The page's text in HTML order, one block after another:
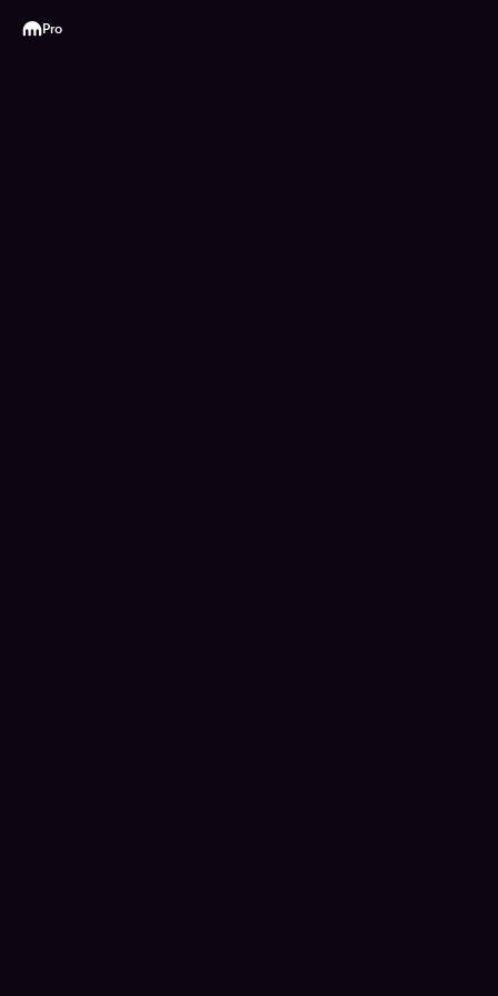
Kraken
Pro